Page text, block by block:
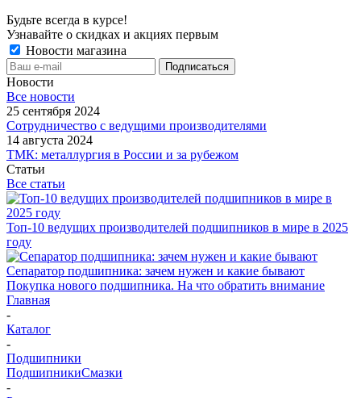
Будьте всегда в курсе!
Узнавайте о скидках и акциях первым
Новости магазина
Новости
Все новости
25 сентября 2024
Сотрудничество с ведущими производителями
14 августа 2024
ТМК: металлургия в России и за рубежом
Статьи
Все статьи
Топ-10 ведущих производителей подшипников в мире в 2025
году
Сепаратор подшипника: зачем нужен и какие бывают
Покупка нового подшипника. На что обратить внимание
Главная
-
Каталог
-
Подшипники
ПодшипникиСмазки
-